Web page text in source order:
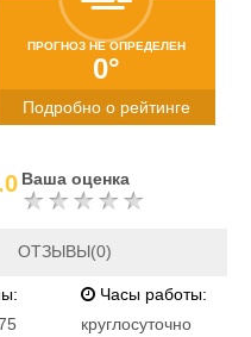
ПРОГНОЗ НЕ ОПРЕДЕЛЕН
0°
Подробно о рейтинге
Ваша оценка
ОТЗЫВЫ(0)
Часы работы:
круглосуточно